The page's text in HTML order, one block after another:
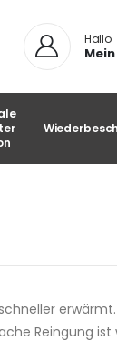
Hallo
Reingung ist